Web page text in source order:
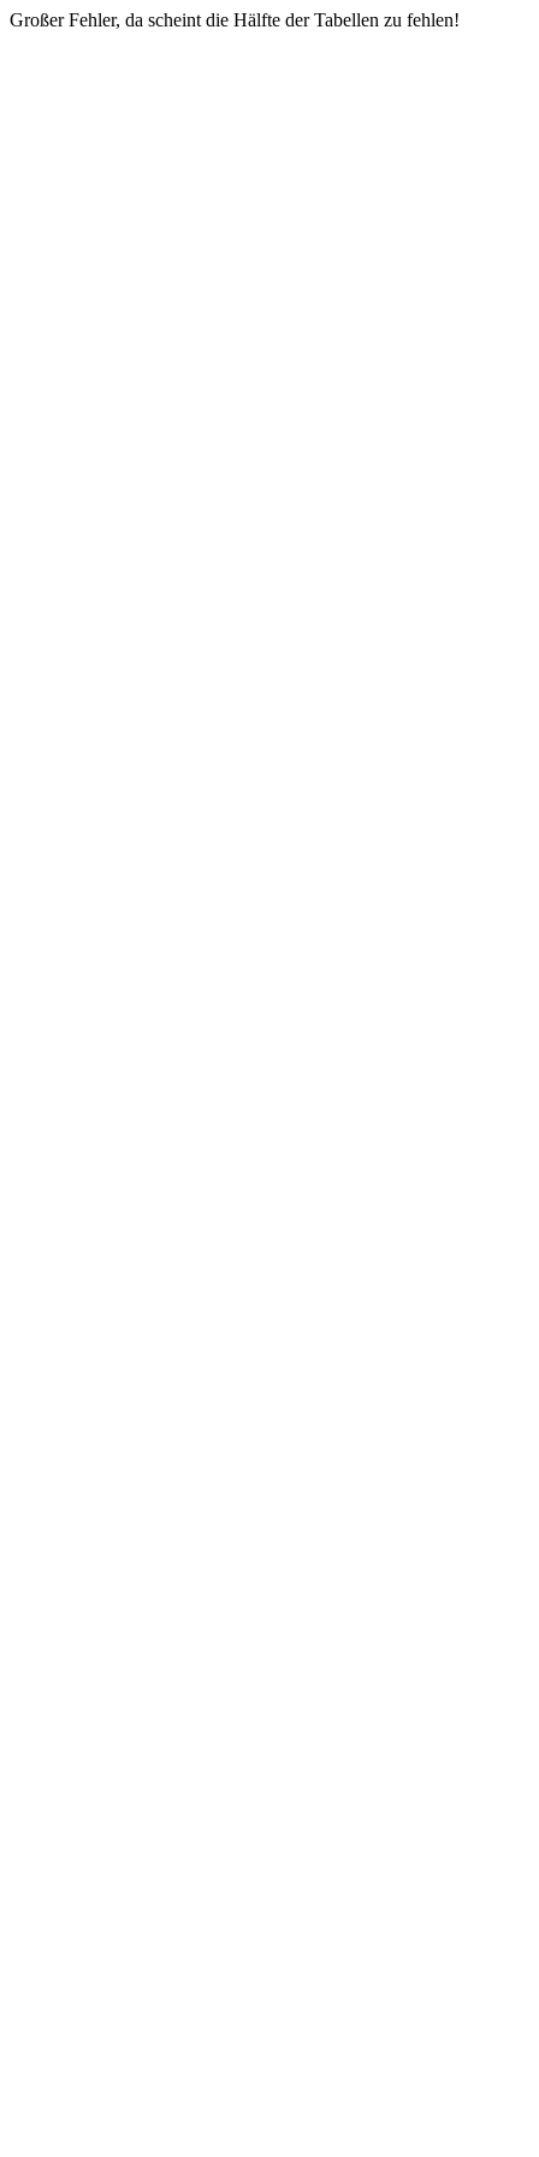
Großer Fehler, da scheint die Hälfte der Tabellen zu fehlen!